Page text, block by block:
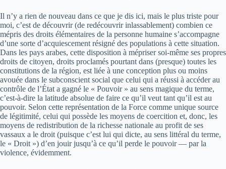
Il n’y a rien de nouveau dans ce que je dis ici, mais le plus triste pour
moi, c’est de découvrir (de redécouvrir inlassablement) combien ce
mépris des droits élémentaires de la personne humaine s’accompagne
d’une sorte d’acquiescement résigné des populations à cette situation.
Dans les pays arabes, cette disposition à mépriser soi-même ses propres
droits de citoyen, droits proclamés pourtant dans (presque) toutes les
constitutions de la région, est liée à une conception plus ou moins
avouée dans le subconscient social que celui qui a réussi à accéder au
contrôle de l’État a gagné le « Pouvoir » au sens magique du terme,
c’est-à-dire la latitude absolue de faire ce qu’il veut tant qu’il est au
pouvoir. Selon cette représentation de la Force comme unique source
de légitimité, celui qui possède les moyens de coercition et, donc, les
moyens de redistribution de la richesse nationale au profit de ses
vassaux a le droit (puisque c’est lui qui dicte, au sens littéral du terme,
le « Droit ») d’en jouir jusqu’à ce qu’il perde le pouvoir — par la
violence, évidemment.